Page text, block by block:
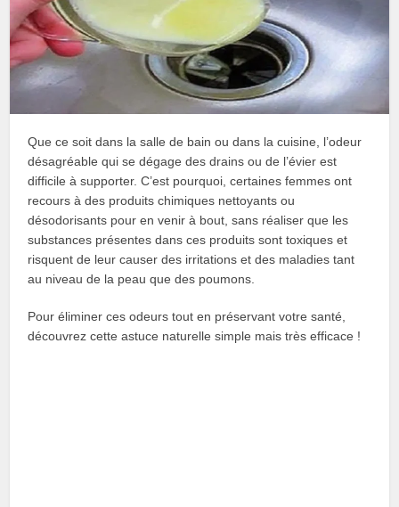
Que ce soit dans la salle de bain ou dans la cuisine, l’odeur
désagréable qui se dégage des drains ou de l’évier est
difficile à supporter. C’est pourquoi, certaines femmes ont
recours à des produits chimiques nettoyants ou
désodorisants pour en venir à bout, sans réaliser que les
substances présentes dans ces produits sont toxiques et
risquent de leur causer des irritations et des maladies tant
au niveau de la peau que des poumons.
Pour éliminer ces odeurs tout en préservant votre santé,
découvrez cette astuce naturelle simple mais très efficace !